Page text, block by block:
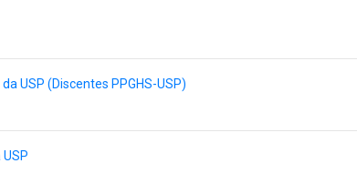
USP (Discentes PPGHS-USP)